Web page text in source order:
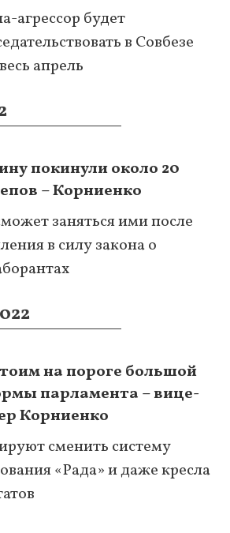
агрессор будет
в Совбезе
апрель
покинули около 20
– Корниенко
заняться ими после
в силу закона о
на пороге большой
парламента – вице-
Корниенко
сменить систему
«Рада» и даже кресла